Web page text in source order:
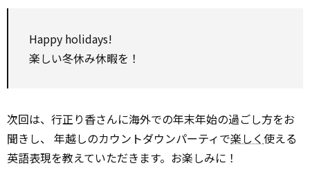
Happy holidays!
楽しい冬休み休暇を！
次回は、行正り香さんに海外での年末年始の過ごし方をお
聞きし、 年越しのカウントダウンパーティで楽しく使える
英語表現を教えていただきます。お楽しみに！